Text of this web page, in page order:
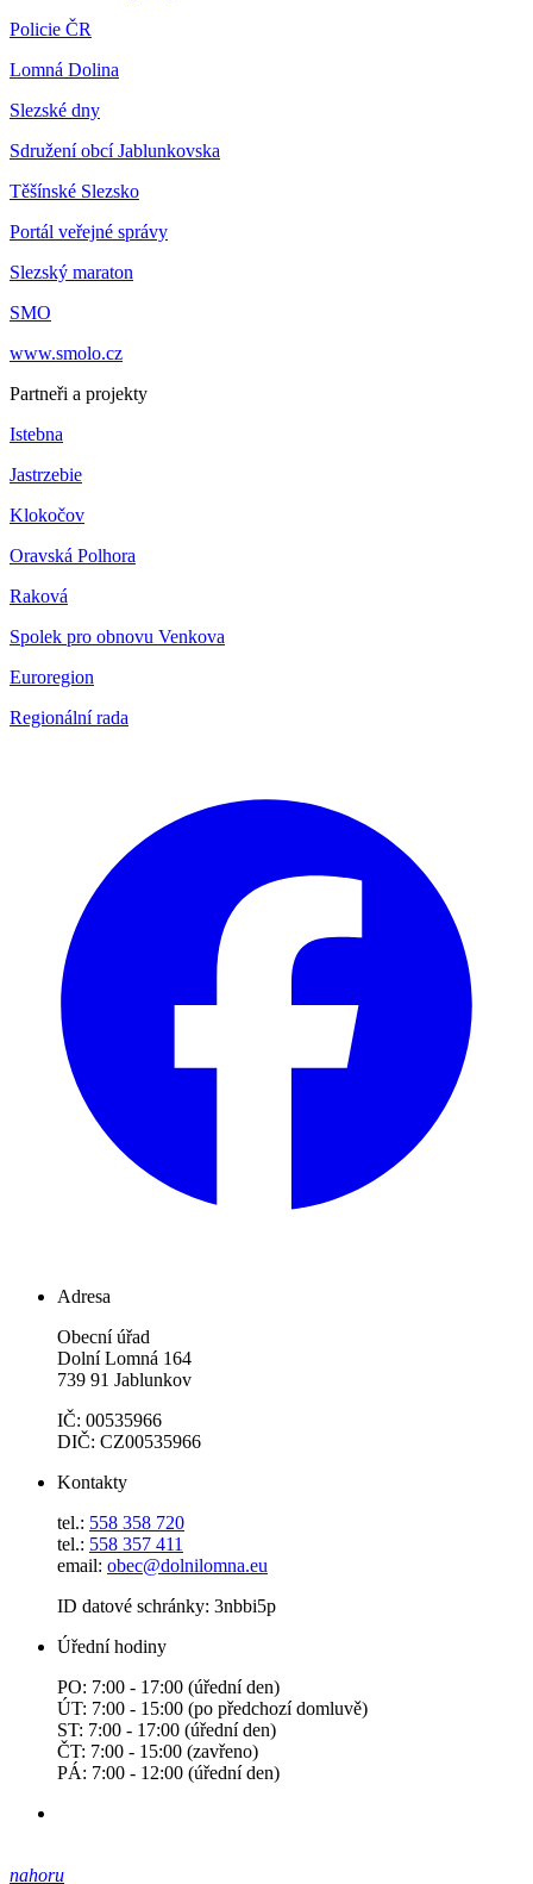
Policie ČR
Lomná Dolina
Slezské dny
Sdružení obcí Jablunkovska
Těšínské Slezsko
Portál veřejné správy
Slezský maraton
SMO
www.smolo.cz
Partneři a projekty
Istebna
Jastrzebie
Klokočov
Oravská Polhora
Raková
Spolek pro obnovu Venkova
Euroregion
Regionální rada
Adresa
Obecní úřad
Dolní Lomná 164
739 91 Jablunkov
IČ: 00535966
DIČ: CZ00535966
Kontakty
tel.: 558 358 720
tel.: 558 357 411
email: obec@dolnilomna.eu
ID datové schránky: 3nbbi5p
Úřední hodiny
PO: 7:00 - 17:00 (úřední den)
ÚT: 7:00 - 15:00 (po předchozí domluvě)
ST: 7:00 - 17:00 (úřední den)
ČT: 7:00 - 15:00 (zavřeno)
PÁ: 7:00 - 12:00 (úřední den)
nahoru